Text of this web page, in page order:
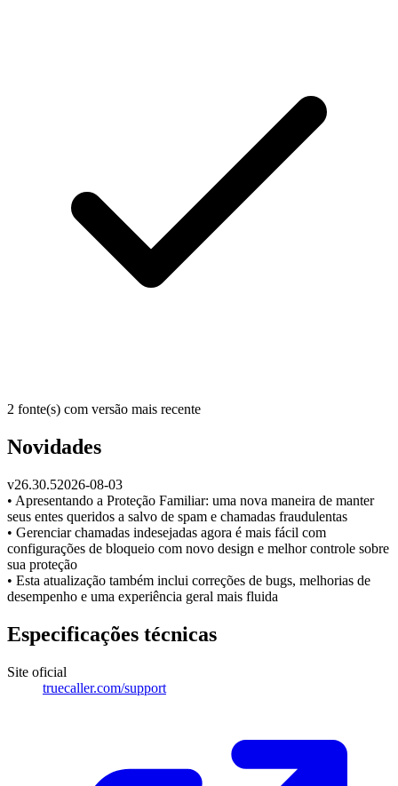
2 fonte(s) com versão mais recente
Novidades
v26.30.52026-08-03
• Apresentando a Proteção Familiar: uma nova maneira de manter
seus entes queridos a salvo de spam e chamadas fraudulentas
• Gerenciar chamadas indesejadas agora é mais fácil com
configurações de bloqueio com novo design e melhor controle sobre
sua proteção
• Esta atualização também inclui correções de bugs, melhorias de
desempenho e uma experiência geral mais fluida
Especificações técnicas
Site oficial
truecaller.com/support